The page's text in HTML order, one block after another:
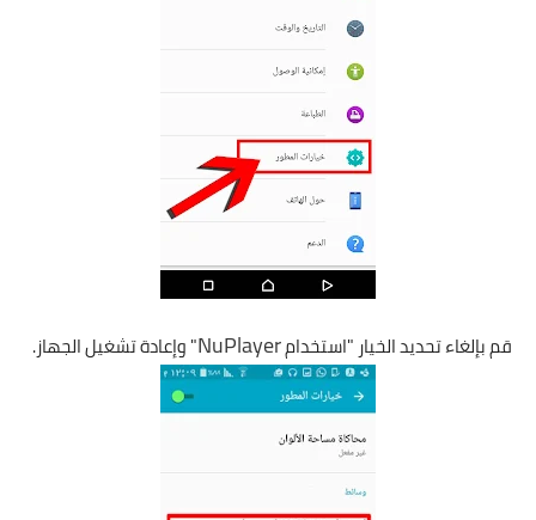
قم بإلغاء تحديد الخيار "استخدامNuPlayer" وإعادة تشغيل الجهاز.